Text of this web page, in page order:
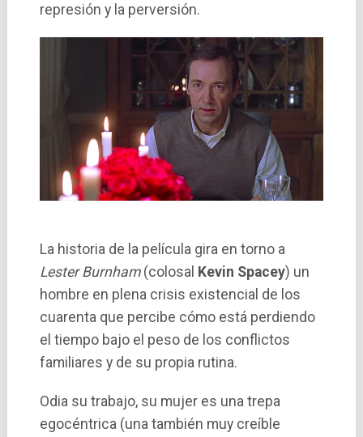
represión y la perversión.
La historia de la pelí­cula gira en torno a
Lester Burnham(colosal Kevin Spacey) un
hombre en plena crisis existencial de los
cuarenta que percibe cómo está perdiendo
el tiempo bajo el peso de los conflictos
familiares y de su propia rutina.
Odia su trabajo, su mujer es una trepa
egocéntrica (una también muy creí­ble